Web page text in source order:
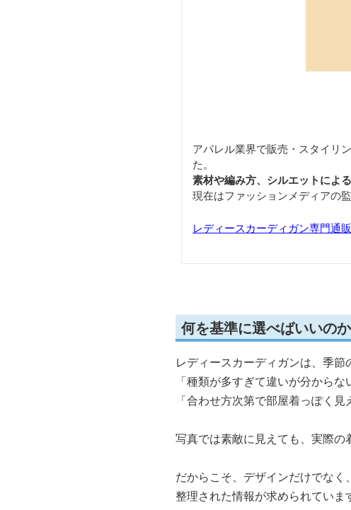
アパレル業界で販売・スタイリ
た。
素材や編み方、シルエットによ
現在はファッションメディアの
レディースカーディガン専門通
何を基準に選べばいいの
レディースカーディガンは、季節
「種類が多すぎて違いが分から
「合わせ方次第で部屋着っぽく
写真では素敵に見えても、実際の
だからこそ、デザインだけでな
整理された情報が求められていま